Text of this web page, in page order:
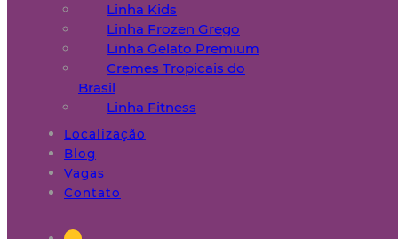
Linha Kids
Linha Frozen Grego
Linha Gelato Premium
Cremes Tropicais do
Brasil
Linha Fitness
Localização
Blog
Vagas
Contato